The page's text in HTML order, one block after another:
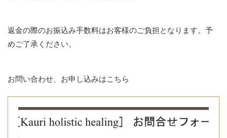
返金の際のお振込み手数料はお客様のご負担となります。予
めご了承ください。
お問い合わせ、お申し込みはこちら